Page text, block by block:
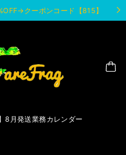
クーポンコード【815】
8月発送業務カレンダー